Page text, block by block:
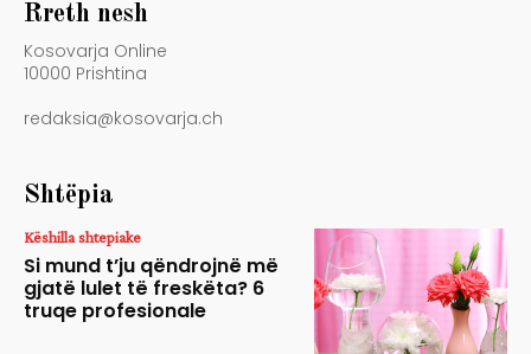
Rreth nesh
Kosovarja Online
10000 Prishtina
redaksia@kosovarja.ch
Shtëpia
Këshilla shtepiake
Si mund t’ju qëndrojnë më
gjatë lulet të freskëta? 6
truqe profesionale